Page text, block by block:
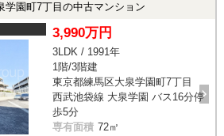
学園町7丁目の中古マンション
3,990万円
3LDK / 1991年
1階/3階建
東京都練馬区大泉学園町7丁目
西武池袋線 大泉学園 バス16分停
歩5分
専有面積 72㎡